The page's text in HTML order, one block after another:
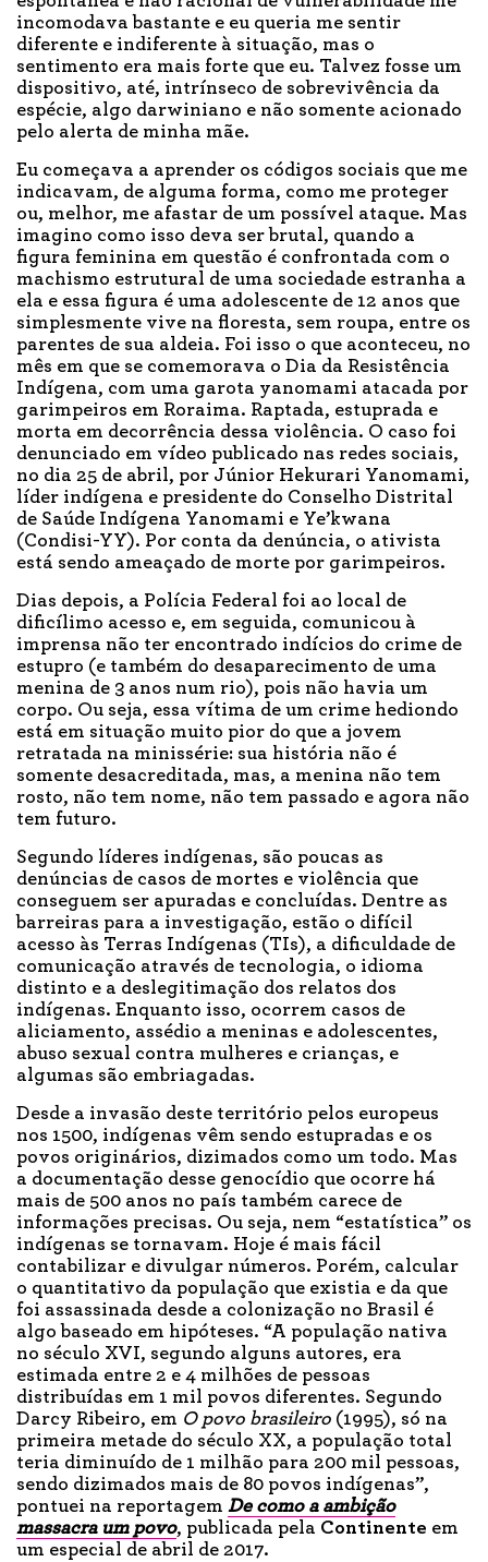
incomodava bastante e eu queria me sentir
diferente e indiferente à situação, mas o
sentimento era mais forte que eu. Talvez fosse um
dispositivo, até, intrínseco de sobrevivência da
espécie, algo darwiniano e não somente acionado
pelo alerta de minha mãe.
Eu começava a aprender os códigos sociais que me
indicavam, de alguma forma, como me proteger
ou, melhor, me afastar de um possível ataque. Mas
imagino como isso deva ser brutal, quando a
figura feminina em questão é confrontada com o
machismo estrutural de uma sociedade estranha a
ela e essa figura é uma adolescente de 12 anos que
simplesmente vive na floresta, sem roupa, entre os
parentes de sua aldeia. Foi isso o que aconteceu, no
mês em que se comemorava o Dia da Resistência
Indígena, com uma garota yanomami atacada por
garimpeiros em Roraima. Raptada, estuprada e
morta em decorrência dessa violência. O caso foi
denunciado em vídeo publicado nas redes sociais,
no dia 25 de abril, por Júnior Hekurari Yanomami,
líder indígena e presidente do Conselho Distrital
de Saúde Indígena Yanomami e Ye’kwana
(Condisi-YY). Por conta da denúncia, o ativista
está sendo ameaçado de morte por garimpeiros.
Dias depois, a Polícia Federal foi ao local de
dificílimo acesso e, em seguida, comunicou à
imprensa não ter encontrado indícios do crime de
estupro (e também do desaparecimento de uma
menina de 3 anos num rio), pois não havia um
corpo. Ou seja, essa vítima de um crime hediondo
está em situação muito pior do que a jovem
retratada na minissérie: sua história não é
somente desacreditada, mas, a menina não tem
rosto, não tem nome, não tem passado e agora não
tem futuro.
Segundo líderes indígenas, são poucas as
denúncias de casos de mortes e violência que
conseguem ser apuradas e concluídas. Dentre as
barreiras para a investigação, estão o difícil
acesso às Terras Indígenas (TIs), a dificuldade de
comunicação através de tecnologia, o idioma
distinto e a deslegitimação dos relatos dos
indígenas. Enquanto isso, ocorrem casos de
aliciamento, assédio a meninas e adolescentes,
abuso sexual contra mulheres e crianças, e
algumas são embriagadas.
Desde a invasão deste território pelos europeus
nos 1500, indígenas vêm sendo estupradas e os
povos originários, dizimados como um todo. Mas
a documentação desse genocídio que ocorre há
mais de 500 anos no país também carece de
informações precisas. Ou seja, nem “estatística” os
indígenas se tornavam. Hoje é mais fácil
contabilizar e divulgar números. Porém, calcular
o quantitativo da população que existia e da que
foi assassinada desde a colonização no Brasil é
algo baseado em hipóteses. “A população nativa
no século XVI, segundo alguns autores, era
estimada entre 2 e 4 milhões de pessoas
distribuídas em 1 mil povos diferentes. Segundo
Darcy Ribeiro, em O povo brasileiro (1995), só na
primeira metade do século XX, a população total
teria diminuído de 1 milhão para 200 mil pessoas,
sendo dizimados mais de 80 povos indígenas”,
pontuei na reportagem De como a ambição
massacra um povo, publicada pela Continente em
um especial de abril de 2017.